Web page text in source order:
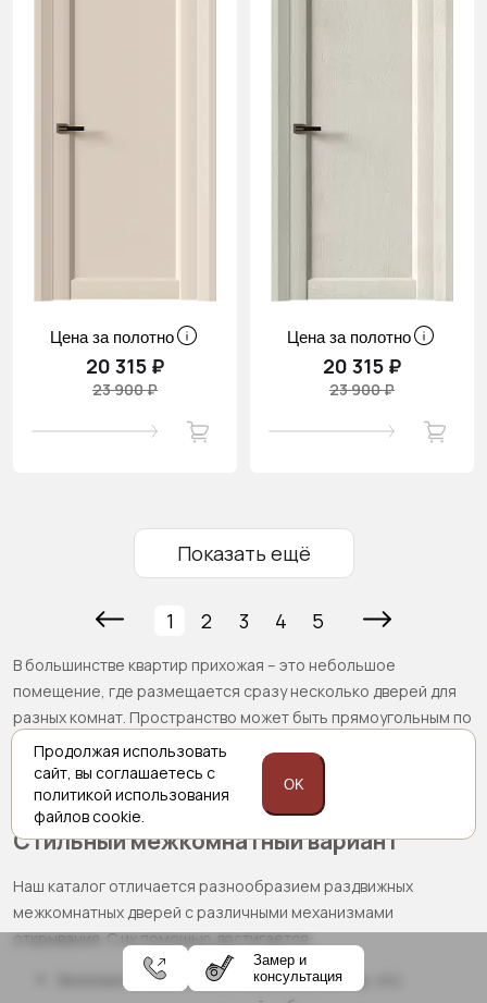
Цена за полотно
20 315 ₽
23 900 ₽
Цена за полотно
20 315 ₽
23 900 ₽
Показать ещё
1 2 3 4 5
В большинстве квартир прихожая – это небольшое
помещение, где размещается сразу несколько дверей для
разных комнат. Пространство может быть прямоугольным по
форме, узким или вытянутым. Наша компания предлагает
большой выбор стильных и практичных образцов, которые
гармонично будут смотреться в коридоре любого стиля.
Стильный межкомнатный вариант
Наш каталог отличается разнообразием раздвижных
межкомнатных дверей с различными механизмами
открывания. С их помощью достигается:
Экономное использование пространства, что
Замер и
консультация
Продолжая использовать
сайт, вы соглашаетесь с
политикой использования
файлов cookie.
OK